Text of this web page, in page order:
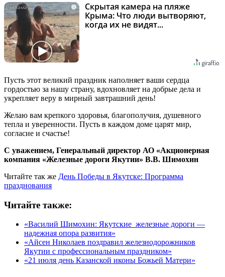
i
Скрытая камера на пляже
Крыма: Что люди вытворяют,
когда их не видят...
Пусть этот великий праздник наполняет ваши сердца
гордостью за нашу страну, вдохновляет на добрые дела и
укрепляет веру в мирный завтрашний день!
Желаю вам крепкого здоровья, благополучия, душевного
тепла и уверенности. Пусть в каждом доме царят мир,
согласие и счастье!
С уважением, Генеральный директор АО «Акционерная
компания «Железные дороги Якутии» В.В. Шимохин
Читайте так же День Победы в Якутске: Программа
празднования
Читайте также:
«Василий Шимохин: Якутские железные дороги —
надежная опора развития»
«Айсен Николаев поздравил железнодорожников
Якутии с профессиональным праздником»
«21 июля день Казанской иконы Божьей Матери»